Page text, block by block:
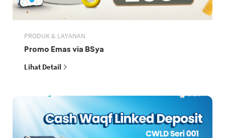
PRODUK & LAYANAN
Promo Emas via BSya
Lihat Detail